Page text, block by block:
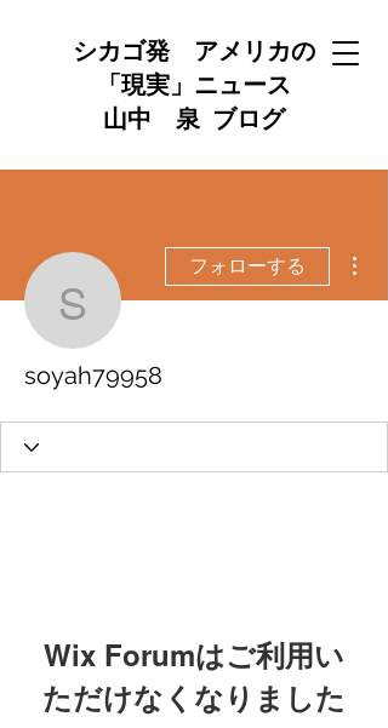
シカゴ発 アメリカの
「現実」ニュース
山中 泉 ブログ
soyah79958
フォローする
soyah79958
Wix Forumはご利用い
ただけなくなりました